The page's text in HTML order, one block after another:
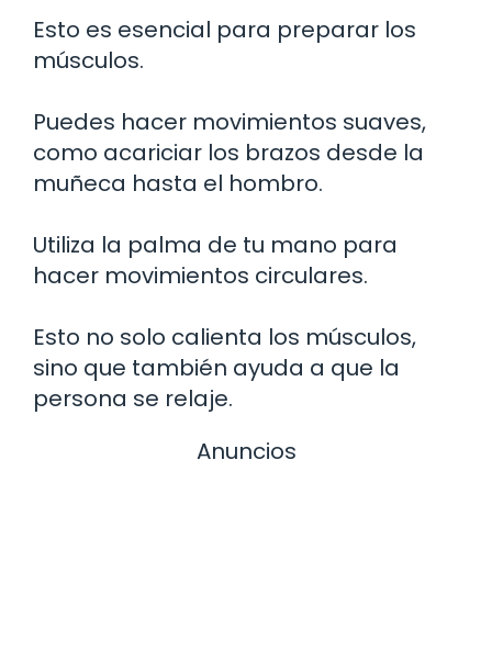
Esto es esencial para preparar los
músculos.
Puedes hacer movimientos suaves,
como acariciar los brazos desde la
muñeca hasta el hombro.
Utiliza la palma de tu mano para
hacer movimientos circulares.
Esto no solo calienta los músculos,
sino que también ayuda a que la
persona se relaje.
Anuncios